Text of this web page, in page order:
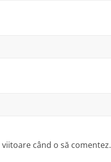
când o să comentez.